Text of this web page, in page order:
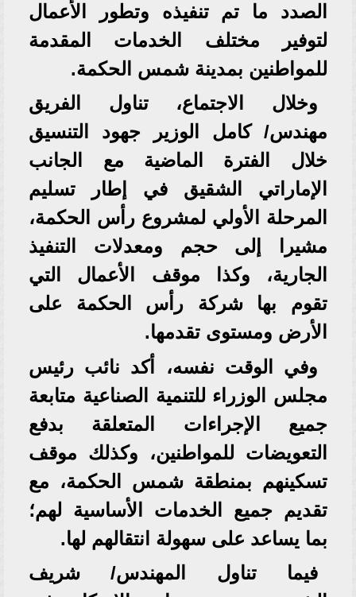
الصدد ما تم تنفيذه وتطور الأعمال
لتوفير مختلف الخدمات المقدمة
للمواطنين بمدينة شمس الحكمة.
وخلال الاجتماع، تناول الفريق
مهندس/ كامل الوزير جهود التنسيق
خلال الفترة الماضية مع الجانب
الإماراتي الشقيق في إطار تسليم
المرحلة الأولي لمشروع رأس الحكمة،
مشيرا إلى حجم ومعدلات التنفيذ
الجارية، وكذا موقف الأعمال التي
تقوم بها شركة رأس الحكمة على
الأرض ومستوى تقدمها.
وفي الوقت نفسه، أكد نائب رئيس
مجلس الوزراء للتنمية الصناعية متابعة
جميع الإجراءات المتعلقة بدفع
التعويضات للمواطنين، وكذلك موقف
تسكينهم بمنطقة شمس الحكمة، مع
تقديم جميع الخدمات الأساسية لهم؛
بما يساعد على سهولة انتقالهم لها.
فيما تناول المهندس/ شريف